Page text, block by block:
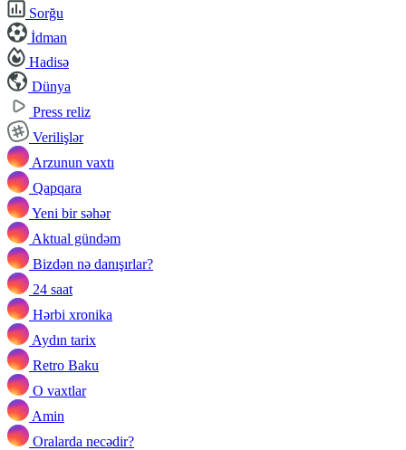
Sorğu
İdman
Hadisə
Dünya
Press reliz
Verilişlər
Arzunun vaxtı
Qapqara
Yeni bir səhər
Aktual gündəm
Bizdən nə danışırlar?
24 saat
Hərbi xronika
Aydın tarix
Retro Baku
O vaxtlar
Amin
Oralarda necədir?